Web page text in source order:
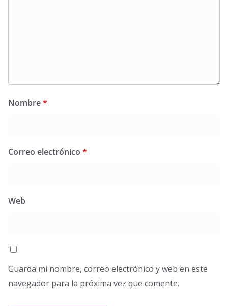
Nombre*
Correo electrónico *
Web
Guarda mi nombre, correo electrónico y web en este
navegador para la próxima vez que comente.